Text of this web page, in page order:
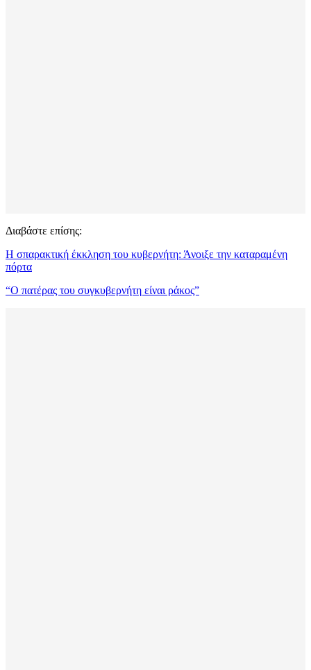
Διαβάστε επίσης:
Η σπαρακτική έκκληση του κυβερνήτη: Άνοιξε την καταραμένη
πόρτα
“Ο πατέρας του συγκυβερνήτη είναι ράκος”